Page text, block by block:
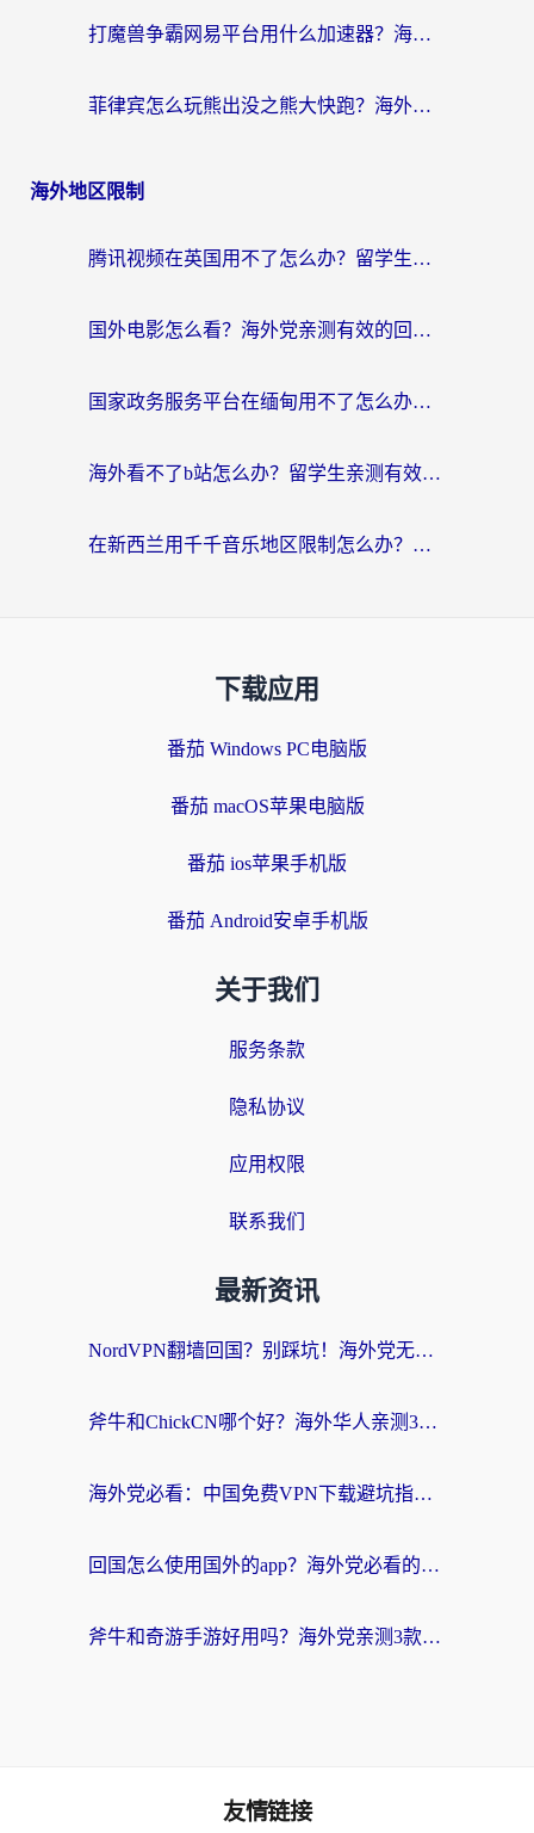
打魔兽争霸网易平台用什么加速器？海外党亲测有效的国服游戏加速指南
菲律宾怎么玩熊出没之熊大快跑？海外党国服游戏加速终极攻略（附3款热门游戏实测）
海外地区限制
腾讯视频在英国用不了怎么办？留学生亲测有效的回国加速器指南
国外电影怎么看？海外党亲测有效的回国加速器选择指南
国家政务服务平台在缅甸用不了怎么办？海外华人必看的回国加速全攻略
海外看不了b站怎么办？留学生亲测有效的回国加速器选择攻略，解决豆瓣音乐、美团外卖难题
在新西兰用千千音乐地区限制怎么办？海外华人必备的回国加速解决方案
下载应用
番茄 Windows PC电脑版
番茄 macOS苹果电脑版
番茄 ios苹果手机版
番茄 Android安卓手机版
关于我们
服务条款
隐私协议
应用权限
联系我们
最新资讯
NordVPN翻墙回国？别踩坑！海外党无缝访问国内资源的真实指南
斧牛和ChickCN哪个好？海外华人亲测3款回国加速器+免费试用攻略
海外党必看：中国免费VPN下载避坑指南 + 无缝访问国内资源的终极方案
回国怎么使用国外的app？海外党必看的无缝访问国内资源全攻略
斧牛和奇游手游好用吗？海外党亲测3款回国加速器，选对才能无缝刷国内资源
友情链接